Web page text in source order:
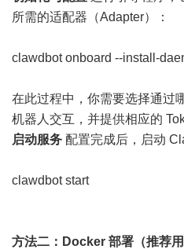
所需的适配器（Adapter）：
clawdbot onboard --install-
在此过程中，你需要选择通过
机器人交互，并提供相应的
启动服务 配置完成后，启动
clawdbot start
方法二：Docker 部署（推荐用